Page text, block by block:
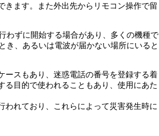
ます。また外出先からリモコン操作で留
わずに開始する場合があり、多くの機種で
き、あるいは電波が届かない場所にいると
ースもあり、迷惑電話の番号を登録する着
目的で使われることもあり、使用にあた
れており、これらによって災害発生時に